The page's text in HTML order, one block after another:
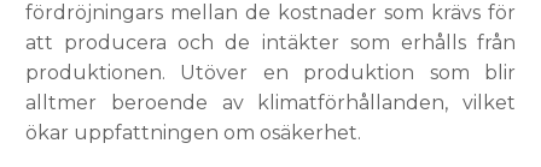
fördröjningars mellan de kostnader som krävs för
att producera och de intäkter som erhålls från
produktionen. Utöver en produktion som blir
alltmer beroende av klimatförhållanden, vilket
ökar uppfattningen om osäkerhet.